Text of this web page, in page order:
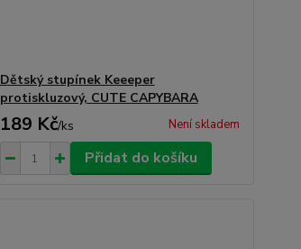
Dětský stupínek Keeeper
protiskluzový, CUTE CAPYBARA
189 Kč/ks Není skladem
Přidat do košíku